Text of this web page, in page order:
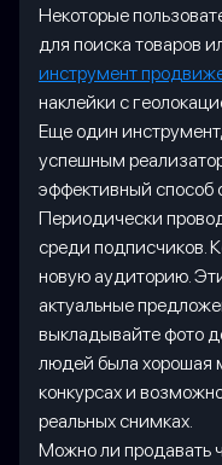
Некоторые
для поиска товаров
инструмент
наклейки с
Еще один
успешным
эффективный способ
Периодически
среди подписчиков.
новую аудиторию.
актуальные
выкладывайте фото
людей была хорошая
конкурсах и
реальных снимках.
Можно ли продавать